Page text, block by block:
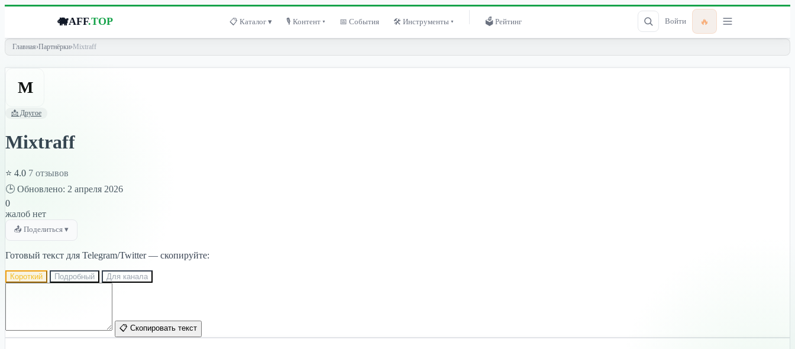
🐗AFF.TOP 📋 Каталог ▾ 🎙 Контент ▾ 📅 События 🛠 Инструменты ▾ 🗳 Рейтинг Войти 🔥
Главная›Партнёрки› Mixtraff
M
📩 Другое
Mixtraff
⭐ 4.0 7 отзывов
🕒 Обновлено: 2 апреля 2026
0
жалоб нет
📤 Поделиться ▾
Готовый текст для Telegram/Twitter — скопируйте:
Короткий Подробный Для канала
📋 Скопировать текст